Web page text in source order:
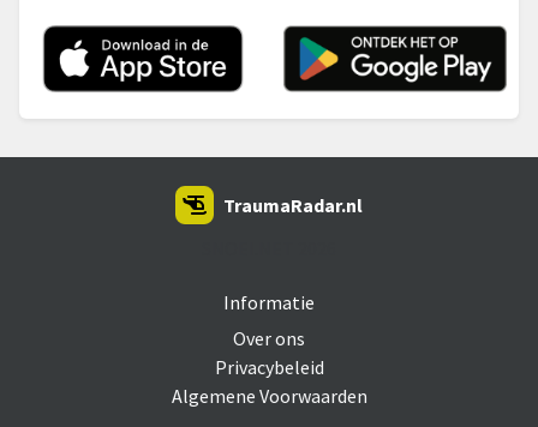
Informatie
Over ons
Privacybeleid
Algemene Voorwaarden
TraumaRadar.nl